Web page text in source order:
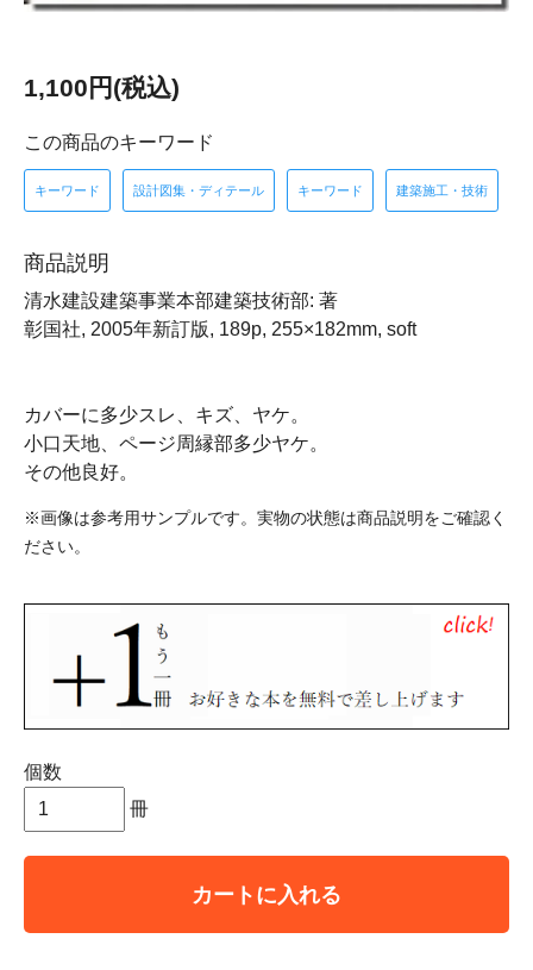
1,100円(税込)
この商品のキーワード
キーワード 設計図集・ディテール キーワード 建築施工・技術
商品説明
清水建設建築事業本部建築技術部: 著
彰国社, 2005年新訂版, 189p, 255×182mm, soft
カバーに多少スレ、キズ、ヤケ。
小口天地、ページ周縁部多少ヤケ。
その他良好。
※画像は参考用サンプルです。実物の状態は商品説明をご確認く
ださい。
個数
冊
カートに入れる